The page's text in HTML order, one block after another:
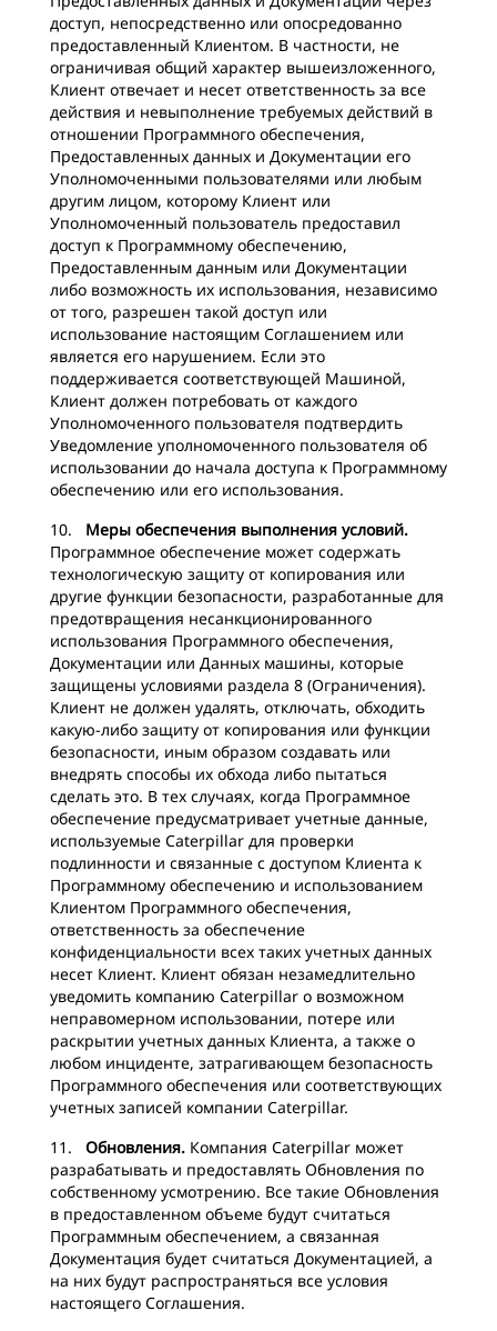
доступ, непосредственно или опосредованно
предоставленный Клиентом. В частности, не
ограничивая общий характер вышеизложенного,
Клиент отвечает и несет ответственность за все
действия и невыполнение требуемых действий в
отношении Программного обеспечения,
Предоставленных данных и Документации его
Уполномоченными пользователями или любым
другим лицом, которому Клиент или
Уполномоченный пользователь предоставил
доступ к Программному обеспечению,
Предоставленным данным или Документации
либо возможность их использования, независимо
от того, разрешен такой доступ или
использование настоящим Соглашением или
является его нарушением. Если это
поддерживается соответствующей Машиной,
Клиент должен потребовать от каждого
Уполномоченного пользователя подтвердить
Уведомление уполномоченного пользователя об
использовании до начала доступа к Программному
обеспечению или его использования.
10. Меры обеспечения выполнения условий.
Программное обеспечение может содержать
технологическую защиту от копирования или
другие функции безопасности, разработанные для
предотвращения несанкционированного
использования Программного обеспечения,
Документации или Данных машины, которые
защищены условиями раздела 8 (Ограничения).
Клиент не должен удалять, отключать, обходить
какую-либо защиту от копирования или функции
безопасности, иным образом создавать или
внедрять способы их обхода либо пытаться
сделать это. В тех случаях, когда Программное
обеспечение предусматривает учетные данные,
используемые Caterpillar для проверки
подлинности и связанные с доступом Клиента к
Программному обеспечению и использованием
Клиентом Программного обеспечения,
ответственность за обеспечение
конфиденциальности всех таких учетных данных
несет Клиент. Клиент обязан незамедлительно
уведомить компанию Caterpillar о возможном
неправомерном использовании, потере или
раскрытии учетных данных Клиента, а также о
любом инциденте, затрагивающем безопасность
Программного обеспечения или соответствующих
учетных записей компании Caterpillar.
11. Обновления. Компания Caterpillar может
разрабатывать и предоставлять Обновления по
собственному усмотрению. Все такие Обновления
в предоставленном объеме будут считаться
Программным обеспечением, а связанная
Документация будет считаться Документацией, а
на них будут распространяться все условия
настоящего Соглашения.